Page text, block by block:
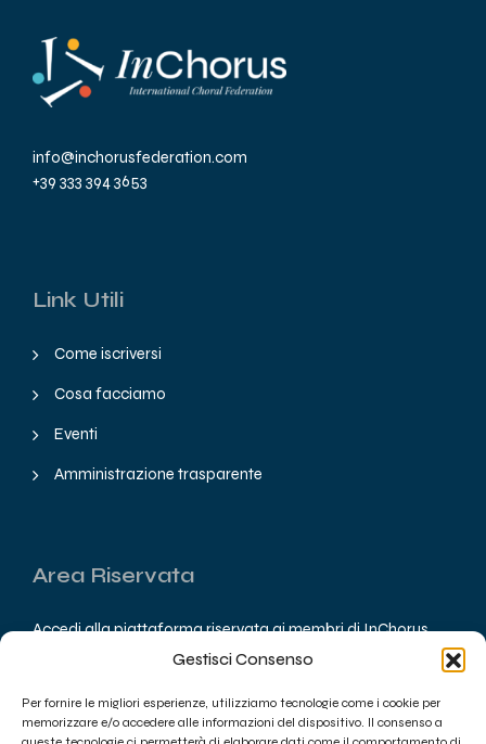
Gestisci Consenso
Per fornire le migliori esperienze, utilizziamo tecnologie come i cookie per
memorizzare e/o accedere alle informazioni del dispositivo. Il consenso a
info@inchorusfederation.com
+39 333 394 3653
Link Utili
Come iscriversi
Cosa facciamo
Eventi
Amministrazione trasparente
Area Riservata
Accedi alla piattaforma riservata ai membri di InChorus
Accedi